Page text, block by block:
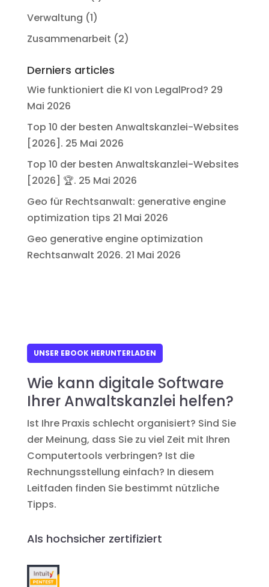
Verwaltung (1)
Zusammenarbeit (2)
Derniers articles
Wie funktioniert die KI von LegalProd? 29
Mai 2026
Top 10 der besten Anwaltskanzlei-Websites
[2026]. 25 Mai 2026
Top 10 der besten Anwaltskanzlei-Websites
[2026] 🏆. 25 Mai 2026
Geo für Rechtsanwalt: generative engine
optimization tips 21 Mai 2026
Geo generative engine optimization
Rechtsanwalt 2026. 21 Mai 2026
UNSER EBOOK HERUNTERLADEN
Wie kann digitale Software
Ihrer Anwaltskanzlei helfen?
Ist Ihre Praxis schlecht organisiert? Sind Sie
der Meinung, dass Sie zu viel Zeit mit Ihren
Computertools verbringen? Ist die
Rechnungsstellung einfach? In diesem
Leitfaden finden Sie bestimmt nützliche
Tipps.
Als hochsicher zertifiziert